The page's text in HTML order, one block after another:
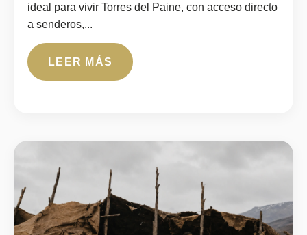
ideal para vivir Torres del Paine, con acceso directo
a senderos,...
LEER MÁS